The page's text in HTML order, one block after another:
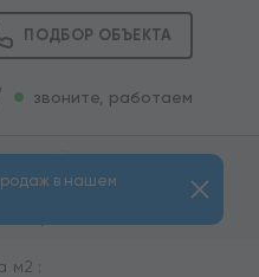
ПОДБОР ОБЪЕКТА
звоните, работаем
м2 :
в нашем